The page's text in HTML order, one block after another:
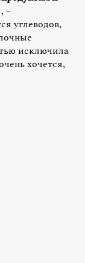
, –
углеводов,
исключила
хочется,